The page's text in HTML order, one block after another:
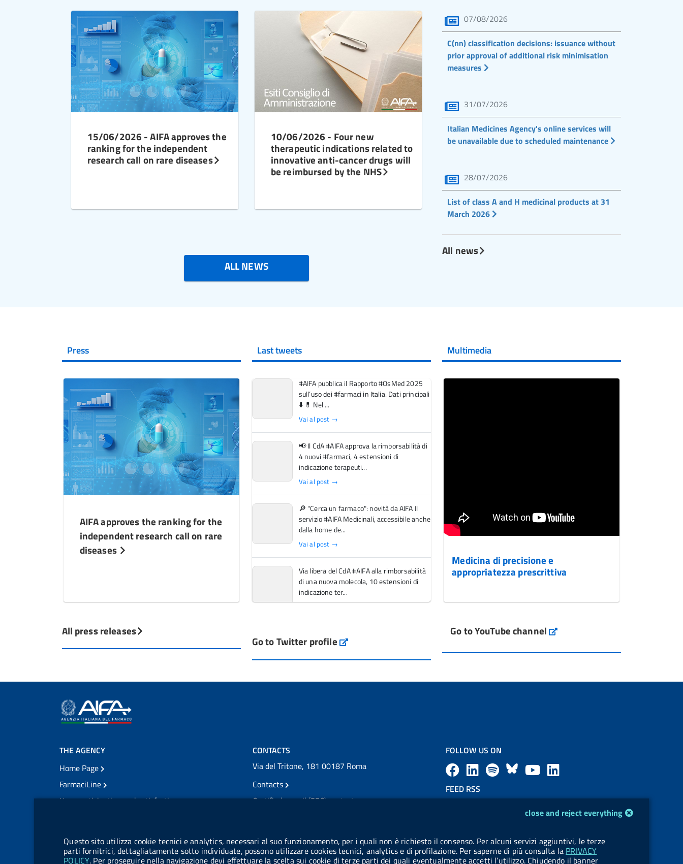
15/06/2026 - AIFA approves the
ranking for the independent
research call on rare diseases
10/06/2026 - Four new
therapeutic indications related to
innovative anti-cancer drugs will
be reimbursed by the NHS
ALL NEWS
07/08/2026
C(nn) classification decisions: issuance without
prior approval of additional risk minimisation
measures
31/07/2026
Italian Medicines Agency's online services will
be unavailable due to scheduled maintenance
28/07/2026
List of class A and H medicinal products at 31
March 2026
All news
Press
AIFA approves the ranking for the
independent research call on rare
diseases
All press releases
Last tweets
#AIFA pubblica il Rapporto #OsMed 2025
sull’uso dei #farmaci in Italia. Dati principali
⬇️ 💊 Nel ...
Vai al post →
📢 Il CdA #AIFA approva la rimborsabilità di
4 nuovi #farmaci, 4 estensioni di
indicazione terapeuti...
Vai al post →
🔎 "Cerca un farmaco": novità da AIFA Il
servizio #AIFA Medicinali, accessibile anche
dalla home de...
Vai al post →
Via libera del CdA #AIFA alla rimborsabilità
di una nuova molecola, 10 estensioni di
indicazione ter...
per l'accesso ai #farmaci orfani rimborsati
Go to Twitter profile aifa_ufficiale
Multimedia
Medicina di precisione e
appropriatezza prescrittiva
Go to YouTube channel
close and reject everything
Questo sito utilizza cookie tecnici e analytics, necessari al suo funzionamento, per i quali non è richiesto il consenso. Per alcuni servizi aggiuntivi, le terze
parti fornitrici, dettagliatamente sotto individuate, possono utilizzare cookies tecnici, analytics e di profilazione. Per saperne di più consulta la PRIVACY
POLICY. Per proseguire nella navigazione devi effettuare la scelta sui cookie di terze parti dei quali eventualmente accetti l’utilizzo. Chiudendo il banner
THE AGENCY
Home Page
FarmaciLine
User participation and satisfaction
Open governance
CONTACTS
Via del Tritone, 181 00187 Roma
Contacts
Certified e-mail (PEC) contacts
Tax code: 97345810580
IPA AIFA code: aifa_rm
FOLLOW US ON
F
a
b
L
e
l
B
u
s
Y
u
u
n
e
FEED RSS
e
Cookie management